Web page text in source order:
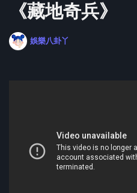
《藏地奇兵》
娛樂八卦丫